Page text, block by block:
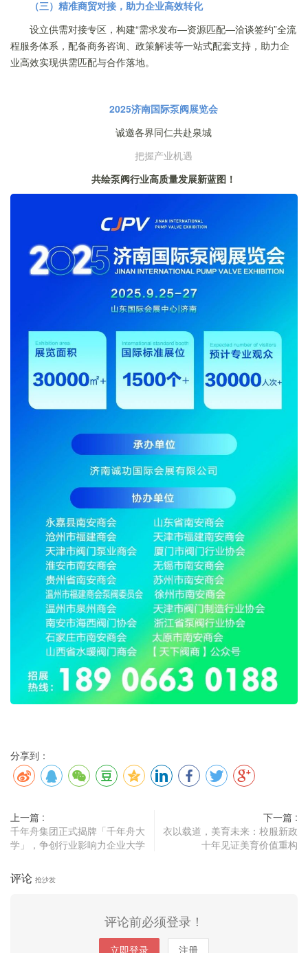
（三）精准商贸对接，助力企业高效转化
设立供需对接专区，构建“需求发布—资源匹配—洽谈签约”全流
程服务体系，配备商务咨询、政策解读等一站式配套支持，助力企
业高效实现供需匹配与合作落地。
2025济南国际泵阀展览会
诚邀各界同仁共赴泉城
把握产业机遇
共绘泵阀行业高质量发展新蓝图！
分享到：
上一篇 :
千年舟集团正式揭牌「千年舟大
学」，争创行业影响力企业大学
下一篇 :
衣以载道，美育未来：校服新政
十年见证美育价值重构
评论 抢沙发
评论前必须登录！
立即登录 注册